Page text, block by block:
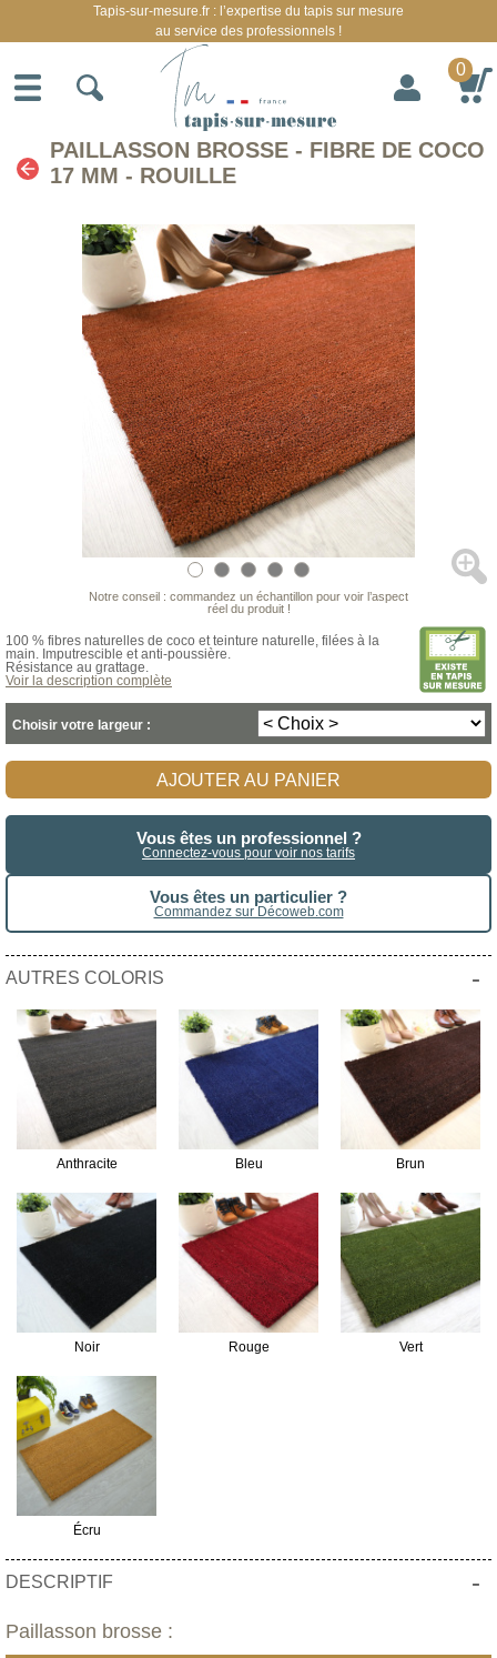
PAILLASSON BROSSE - FIBRE DE COCO
17 MM - ROUILLE
Notre conseil : commandez un échantillon pour voir l’aspect
réel du produit !
100 % fibres naturelles de coco et teinture naturelle, filées à la
main. Imputrescible et anti-poussière.
Résistance au grattage.
Voir la description complète
Choisir votre largeur :
AJOUTER AU PANIER
Vous êtes un professionnel ?
Connectez-vous pour voir nos tarifs
Vous êtes un particulier ?
Commandez sur Décoweb.com
AUTRES COLORIS -
Anthracite Bleu Brun
Noir Rouge Vert
Écru
DESCRIPTIF -
Paillasson brosse :
Tapis-sur-mesure.fr : l’expertise du tapis sur mesure
au service des professionnels !
0